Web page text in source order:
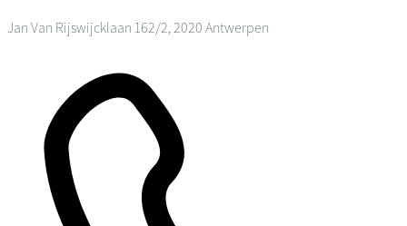
Jan Van Rijswijcklaan 162/2, 2020 Antwerpen